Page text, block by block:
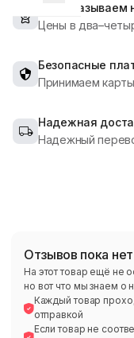
Мы заказываем
Цены в
Безопасные
Принимаем
Надежная
Надежный
Отзывов пока нет
На этот товар ещё не
но вот что мы знаем о
Каждый товар
отправкой
Если товар не